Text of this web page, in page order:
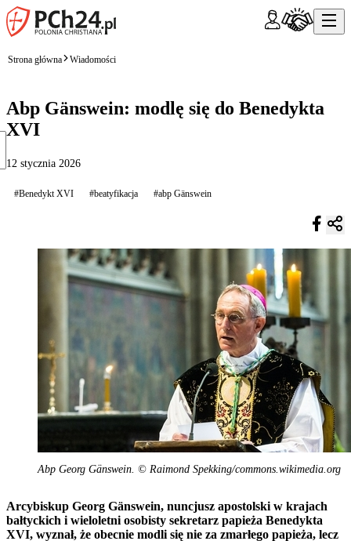
Strona główna Wiadomości
Abp Gänswein: modlę się do Benedykta
XVI
12 stycznia 2026
#Benedykt XVI #beatyfikacja #abp Gänswein
Abp Georg Gänswein. © Raimond Spekking/commons.wikimedia.org
Arcybiskup Georg Gänswein, nuncjusz apostolski w krajach
bałtyckich i wieloletni osobisty sekretarz papieża Benedykta
XVI, wyznał, że obecnie modli się nie za zmarłego papieża, lecz